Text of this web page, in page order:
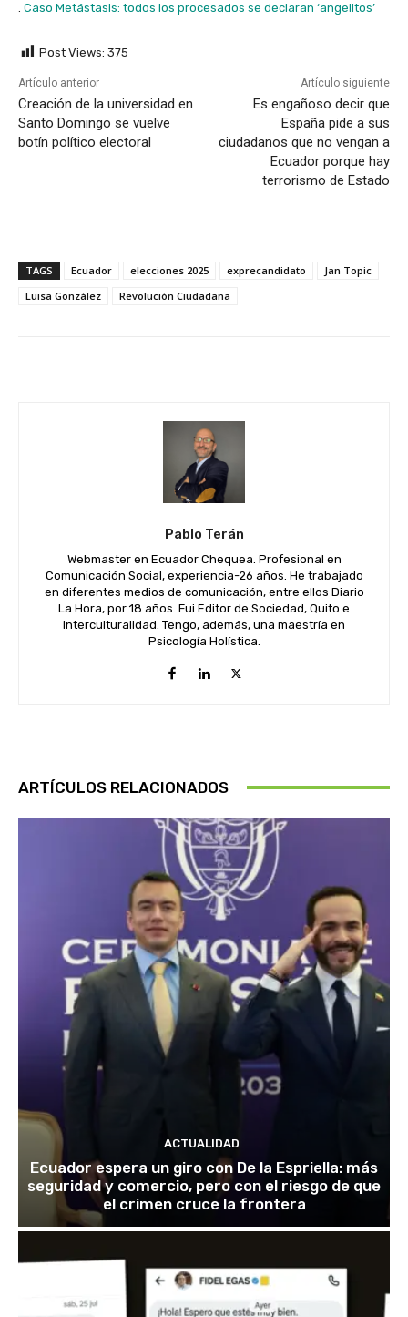
Caso Metástasis: todos los procesados se declaran ‘angelitos’
Post Views: 375
Artículo anterior
Creación de la universidad en
Santo Domingo se vuelve
botín político electoral
Artículo siguiente
Es engañoso decir que
España pide a sus
ciudadanos que no vengan a
Ecuador porque hay
terrorismo de Estado
TAGS Ecuador elecciones 2025 exprecandidato
Jan Topic
Luisa González
Revolución Ciudadana
Pablo Terán
Webmaster en Ecuador Chequea. Profesional en
Comunicación Social, experiencia-26 años. He trabajado
en diferentes medios de comunicación, entre ellos Diario
La Hora, por 18 años. Fui Editor de Sociedad, Quito e
Interculturalidad. Tengo, además, una maestría en
Psicología Holística.
ARTÍCULOS RELACIONADOS
ACTUALIDAD
Ecuador espera un giro con De la Espriella: más
seguridad y comercio, pero con el riesgo de que
el crimen cruce la frontera